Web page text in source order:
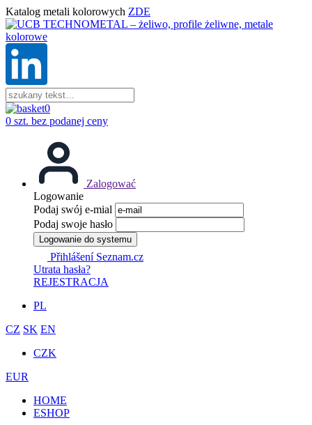
Katalog metali kolorowych ZDE
0
0 szt. bez podanej ceny
Zalogować
Logowanie
Podaj swój e-mial
Podaj swoje hasło
Logowanie do systemu
Přihlášení Seznam.cz
Utrata hasła?
REJESTRACJA
PL
CZ SK EN
CZK
EUR
HOME
ESHOP